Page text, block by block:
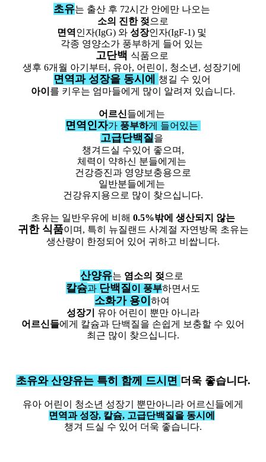
초유는 출산 후 72시간 안에만 나오는
소의 진한 젖으로
면역인자(IgG) 와 성장인자(IgF-1) 및
각종 영양소가 풍부하게 들어 있는
고단백 식품으로
생후 6개월 아기부터, 유아, 어린이, 청소년, 성장기에
면역과 성장을 동시에
챙길 수 있어
아이 를 키우는 엄마들에게 많이 알려져 있습니다.
어르신들에게는
면역인자가 풍부하게 들어있는
고급단백질을
챙겨드실 수있어 좋으며,
체력이 약하신 분들에게는
건강증진과 영양보충용으로
일반분들에게는
건강유지용으로 많이 찾으십니다.
초유는 일반우유에 비해 0.5%밖에 생산되지 않는
귀한 식품이며, 특히 뉴질랜드 사계절 자연방목 초유는
생산량이 한정되어 있어 귀하고 비쌉니다.
산양유는 염소의 젖으로
칼슘과 단백질이 풍부하면서도
소화가 용이 하여
성장기
유아 어린이 뿐만 아니라
어르신들에게 칼슘과 단백질을 손쉽게 보충할 수 있어
최근 많이 찾으십니다.
초유와 산양유는 특히 함께 드시면 더욱 좋습니다.
유아 어린이 청소년 성장기 뿐만아니라 어르신들에게
면역과 성장, 칼슘, 고급단백질을 동시에
챙겨 드실 수 있어 더욱 좋습니다.